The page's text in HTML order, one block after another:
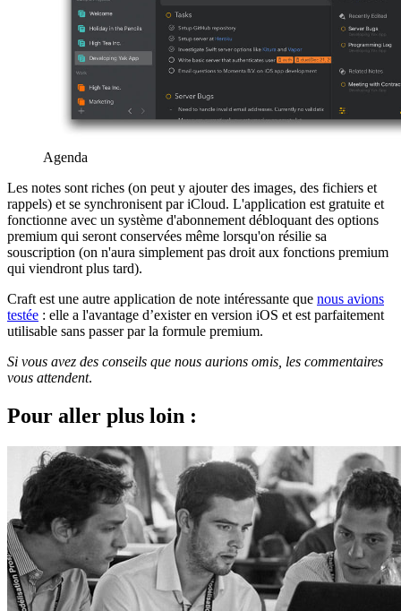
Agenda
Les notes sont riches (on peut y ajouter des images, des fichiers et
rappels) et se synchronisent par iCloud. L'application est gratuite et
fonctionne avec un système d'abonnement débloquant des options
premium qui seront conservées même lorsqu'on résilie sa
souscription (on n'aura simplement pas droit aux fonctions premium
qui viendront plus tard).
Craft est une autre application de note intéressante que nous avions
testée : elle a l'avantage d’exister en version iOS et est parfaitement
utilisable sans passer par la formule premium.
Si vous avez des conseils que nous aurions omis, les commentaires
vous attendent.
Pour aller plus loin :